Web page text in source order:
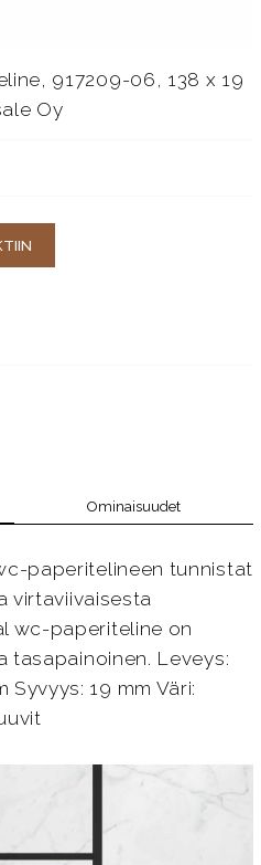
917209-06, 138 x 19
Oy
Ominaisuudet
paperitelineen tunnistat
virtaviivaisesta
wc-paperiteline on
tasapainoinen. Leveys:
Syvyys: 19 mm Väri: